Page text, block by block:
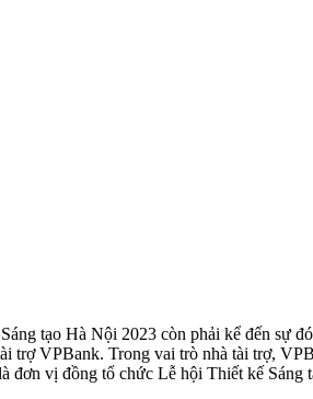
tạo Hà Nội 2023 còn phải kể đến sự
trợ VPBank. Trong vai trò nhà tài trợ,
đơn vị đồng tổ chức Lễ hội Thiết kế